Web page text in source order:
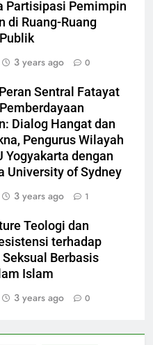
Partisipasi Pemimpin
di Ruang-Ruang
3 years ago 0
Sentral Fatayat
Dialog Hangat dan
Pengurus Wilayah
Yogyakarta dengan
University of Sydney
3 years ago 1
Teologi dan
terhadap
Seksual Berbasis
Islam
3 years ago 0